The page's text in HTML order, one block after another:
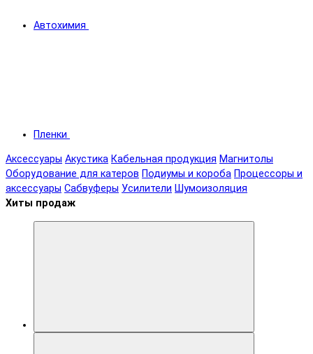
Автохимия
Пленки
Аксессуары Акустика Кабельная продукция Магнитолы
Оборудование для катеров Подиумы и короба Процессоры и
аксессуары Сабвуферы Усилители Шумоизоляция
Хиты продаж